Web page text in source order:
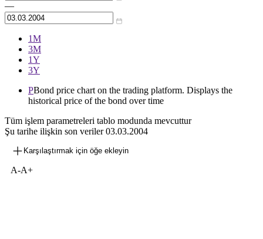
—
1М
3М
1Y
3Y
PBond price chart on the trading platform. Displays the
historical price of the bond over time
Tüm işlem parametreleri tablo modunda mevcuttur
Şu tarihe ilişkin son veriler03.03.2004
Karşılaştırmak için öğe ekleyin